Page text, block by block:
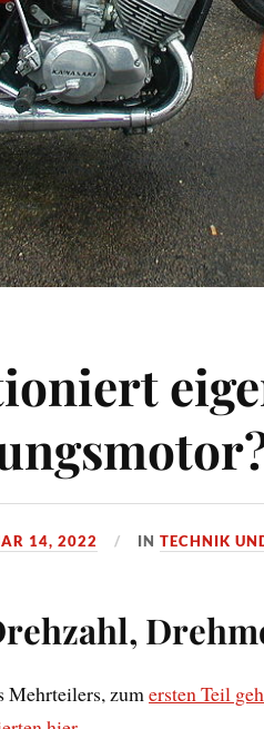
14, 2022 INTECHNIK
Mehrteilers, zumersten Teil